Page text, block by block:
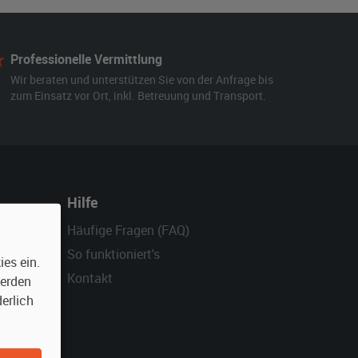
Professionelle Vermittlung
Wir beraten und unterstützen Sie von der Anfrage bis
zum Einsatz vor Ort, inkl. Betreuung und Transport.
Hilfe
Häufige Fragen (FAQ)
So funktioniert's
Kontakt
ein.